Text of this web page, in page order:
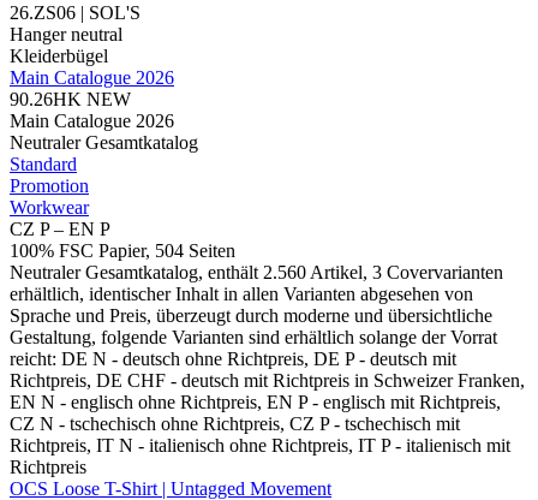
26.ZS06 | SOL'S
Hanger neutral
Kleiderbügel
Main Catalogue 2026
90.26HK NEW
Main Catalogue 2026
Neutraler Gesamtkatalog
Standard
Promotion
Workwear
CZ P – EN P
100% FSC Papier, 504 Seiten
Neutraler Gesamtkatalog, enthält 2.560 Artikel, 3 Covervarianten
erhältlich, identischer Inhalt in allen Varianten abgesehen von
Sprache und Preis, überzeugt durch moderne und übersichtliche
Gestaltung, folgende Varianten sind erhältlich solange der Vorrat
reicht: DE N - deutsch ohne Richtpreis, DE P - deutsch mit
Richtpreis, DE CHF - deutsch mit Richtpreis in Schweizer Franken,
EN N - englisch ohne Richtpreis, EN P - englisch mit Richtpreis,
CZ N - tschechisch ohne Richtpreis, CZ P - tschechisch mit
Richtpreis, IT N - italienisch ohne Richtpreis, IT P - italienisch mit
Richtpreis
OCS Loose T-Shirt | Untagged Movement